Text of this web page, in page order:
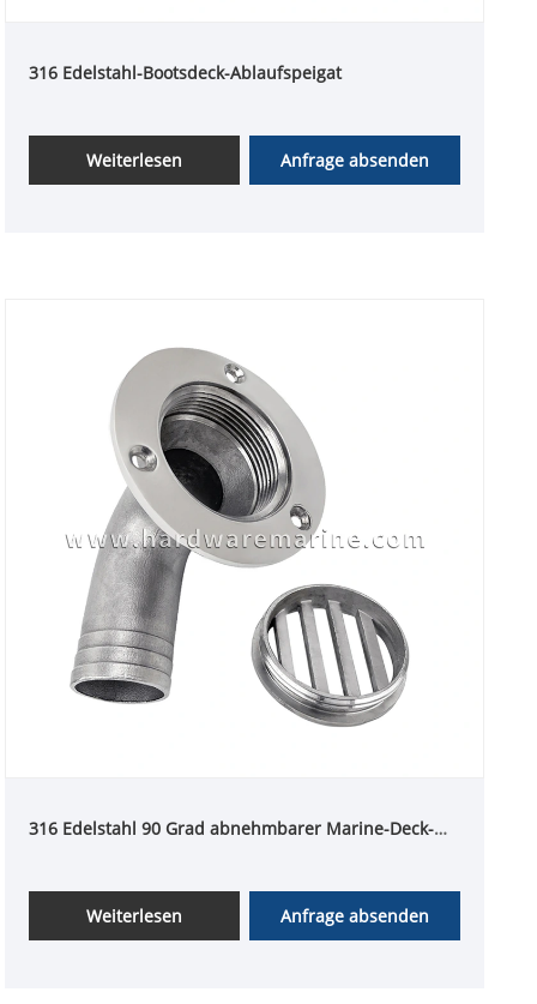
316 Edelstahl-Bootsdeck-Ablaufspeigat
Weiterlesen Anfrage absenden
316 Edelstahl 90 Grad abnehmbarer Marine-Deck-
Weiterlesen Anfrage absenden